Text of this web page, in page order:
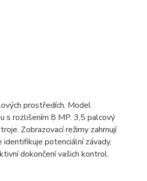
prostředích. Model
s rozlišením 8 MP. 3,5 palcový
Zobrazovací režimy zahrnují
potenciální závady,
dokončení vašich kontrol.